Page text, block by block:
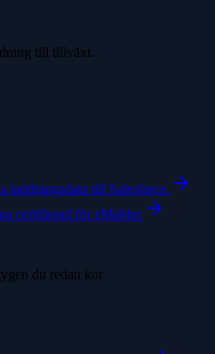
till tillväxt.
laddningsdata till Salesforce.
certifierad för eMabler.
du redan kör.